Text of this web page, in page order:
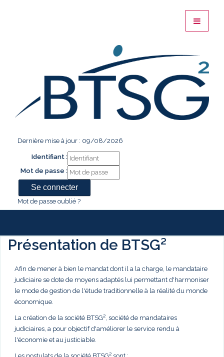
Dernière mise à jour : 09/08/2026
Identifiant :
Mot de passe :
Mot de passe oublié ?
Présentation de BTSG²
Afin de mener à bien le mandat dont il a la charge, le mandataire
judiciaire se dote de moyens adaptés lui permettant d'harmoniser
le mode de gestion de l'étude traditionnelle à la réalité du monde
économique.
La création de la société BTSG², société de mandataires
judiciaires, a pour objectif d'améliorer le service rendu à
l'économie et au justiciable.